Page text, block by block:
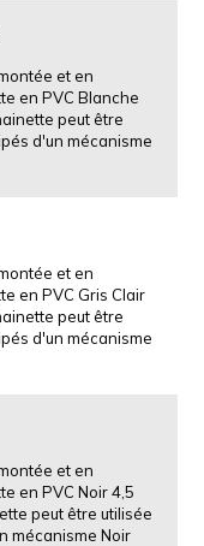
et en
en PVC Blanche
peut être
d'un mécanisme
et en
en PVC Gris Clair
peut être
d'un mécanisme
et en
en PVC Noir 4,5
peut être utilisée
mécanisme Noir